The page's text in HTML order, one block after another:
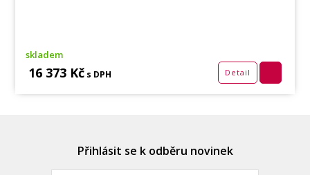
skladem
16 373 Kč s DPH Detail
Přihlásit se k odběru novinek